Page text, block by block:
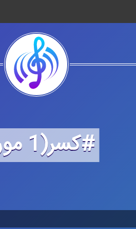
#كسر(1 مورد)